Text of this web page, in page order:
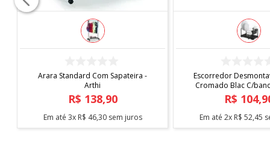
Arara Standard Com Sapateira -
Arthi
R$ 138,90
Em até 3x R$ 46,30sem juros
Escorredor
Cromado Blac C/
Arthi
R$ 104,
Em até 2x R$ 52,45